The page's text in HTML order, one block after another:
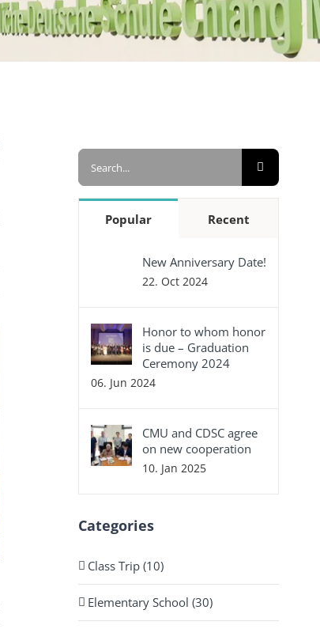
Search
Popular Recent
New Anniversary Date!
22. Oct 2024
Honor to whom honor
is due – Graduation
Ceremony 2024
06. Jun 2024
CMU and CDSC agree
on new cooperation
10. Jan 2025
Categories
Class Trip (10)
Elementary School (30)